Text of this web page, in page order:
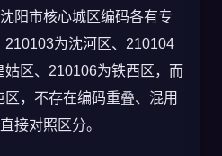
阳市核心城区编码各有专
210103为沈河区、210104
区、210106为铁西区，而
，不存在编码重叠、混用
接对照区分。